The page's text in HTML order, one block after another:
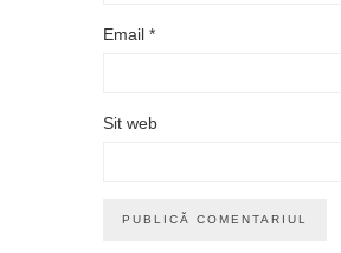
Email *
Sit web